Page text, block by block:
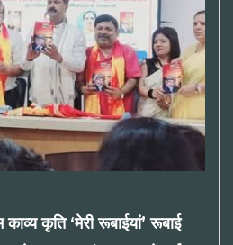
कृति ‘मेरी रूबाईयां’ रूबाई